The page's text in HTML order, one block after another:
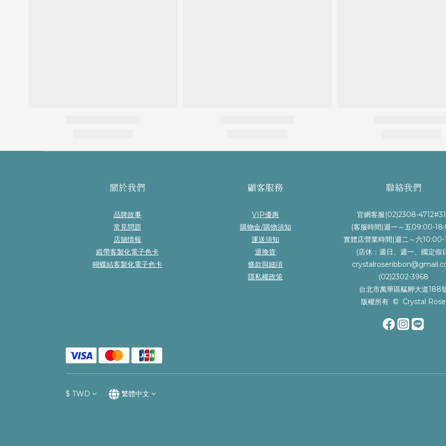
關於我們
品牌故事
常見問題
店舖情報
緞帶客製化電子色卡
蝴蝶結客製化電子色卡
顧客服務
VIP優惠
購物金/購物須知
運送須知
退換貨
條款與細項
隱私權政策
聯絡我們
官網客服(02)2308-
(客服時間|週一～五09:00-
實體店營業時間|週二～六
(店休：週日、週一、國定假
(02)2302-3968
台北市萬華區艋舺大道188
版權所有 © Crystal Rose
$ TWD 繁體中文